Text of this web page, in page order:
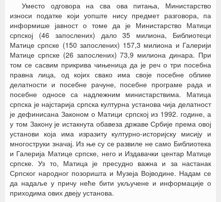
Уместо одговора на сва ова питања, Министарство
износи податке који уопште нису предмет разговора, па
информише јавност о томе да је Министарство Матици
српској (46 запослених) дало 35 милиона, Библиотеци
Матице српске (150 запослених) 157,3 милиона и Галерији
Матице српске (26 запослених) 73,9 милиона динара. При
том се сасвим прикрива чињеница да је реч о три посебна
правна лица, од којих свако има своје посебне облике
делатности и посебне рачуне, посебне програме рада и
посебне односе са надлежним министарствима. Матица
српска је најстарија српска културна установа чија делатност
је дефинисана Законом о Матици српској из 1992. године, а
у том Закону је истакнута обавеза државе Србије према овој
установи која има изразиту културно-историјску мисију и
многоструки значај. Из ње су се развиле не само Библиотека
и Галерија Матице српске, него и Издавачки центар Матице
српске. Уз то, Матица је пресудно важна и за настанак
Српског народног позоришта и Музеја Војводине. Надам се
да надаље у причу неће бити укључене и информације о
приходима ових двеју установа.